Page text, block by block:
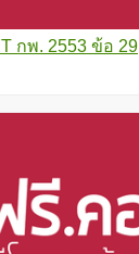
กพ. 2553 ข้อ 29